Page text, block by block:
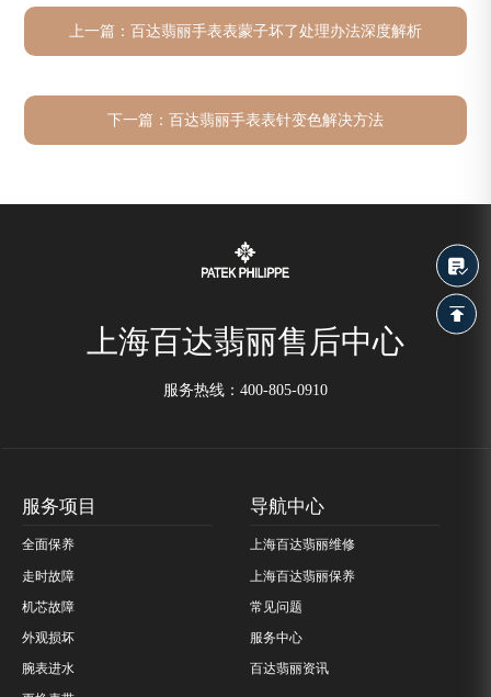
上一篇： 百达翡丽手表表蒙子坏了处理办法深度解析
下一篇： 百达翡丽手表表针变色解决方法
上海百达翡丽售后中心
服务热线： 400-805-0910
服务项目
全面保养
走时故障
机芯故障
外观损坏
腕表进水
导航中心
上海百达翡丽维修
上海百达翡丽保养
常见问题
服务中心
百达翡丽资讯